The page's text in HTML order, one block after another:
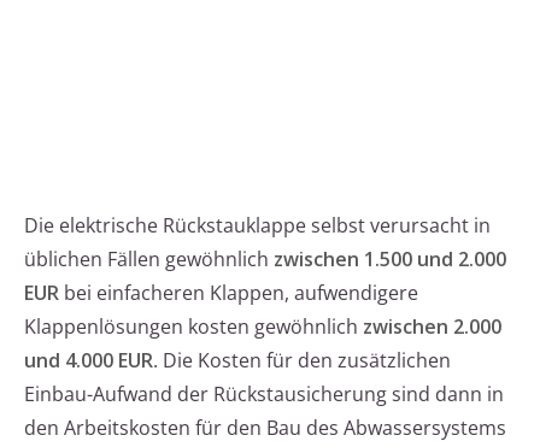
Die elektrische Rückstauklappe selbst verursacht in
üblichen Fällen gewöhnlich zwischen 1.500 und 2.000
EUR bei einfacheren Klappen, aufwendigere
Klappenlösungen kosten gewöhnlich zwischen 2.000
und 4.000 EUR. Die Kosten für den zusätzlichen
Einbau-Aufwand der Rückstausicherung sind dann in
den Arbeitskosten für den Bau des Abwassersystems